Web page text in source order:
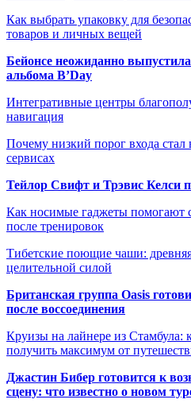
Как выбрать упаковку для
товаров и личных вещей
Бейонсе неожиданно
альбома B’Day
Интегративные центры
навигация
Почему низкий порог входа
сервисах
Тейлор Свифт и Трэвис Келси
Как носимые гаджеты помогают
после тренировок
Тибетские поющие чаши:
целительной силой
Британская группа Oasis
после воссоединения
Круизы на лайнере из Стамбула:
получить максимум от
Джастин Бибер готовится к
сцену: что известно о новом